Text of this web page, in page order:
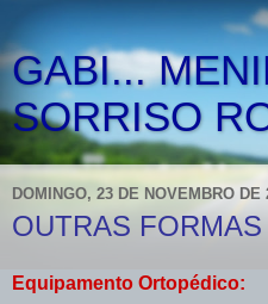
GABI...
SORRISO
DOMINGO, 23 DE NOVEMBRO DE
OUTRAS
Equipamento Ortopédico: